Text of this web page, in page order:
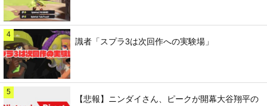
4
識者「スプラ3は次回作への実験場」
5
【悲報】ニンダイさん、ピークが開幕大谷翔平の